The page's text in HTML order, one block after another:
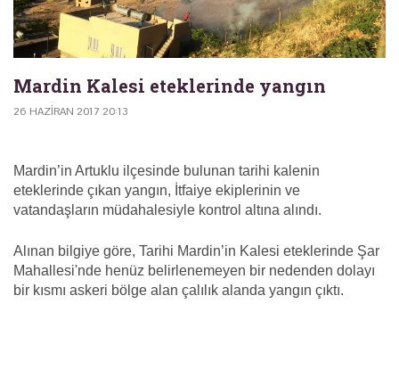
Mardin Kalesi eteklerinde yangın
26 HAZIRAN 2017 20:13
Mardin’in Artuklu ilçesinde bulunan tarihi kalenin
eteklerinde çıkan yangın, İtfaiye ekiplerinin ve
vatandaşların müdahalesiyle kontrol altına alındı.
Alınan bilgiye göre, Tarihi Mardin’in Kalesi eteklerinde Şar
Mahallesi'nde henüz belirlenemeyen bir nedenden dolayı
bir kısmı askeri bölge alan çalılık alanda yangın çıktı.